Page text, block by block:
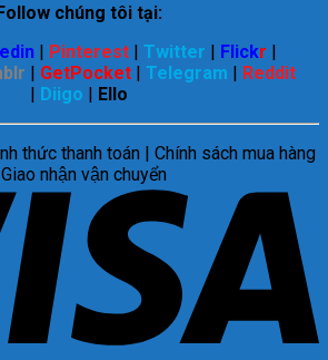
chúng tôi tại:
| Pinterest | Twitter | Flickr |
| GetPocket | Telegram | Reddit
| Diigo | Ello
thức thanh toán | Chính sách mua hàng
nhận vận chuyển